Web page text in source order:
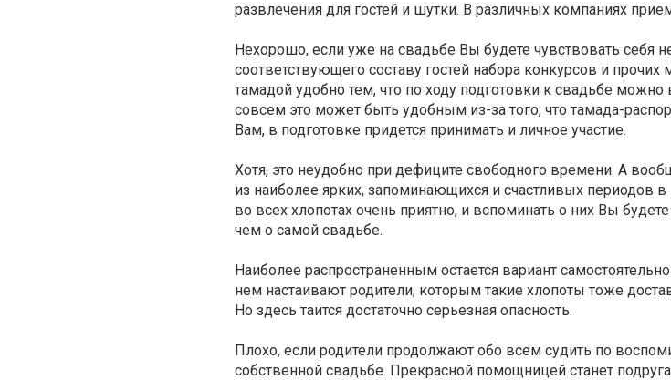
развлечения для гостей и шутки. В различных компаниях
Нехорошо, если уже на свадьбе Вы будете чувствовать себя
соответствующего составу гостей набора конкурсов и прочих
тамадой удобно тем, что по ходу подготовки к свадьбе
совсем это может быть удобным из-за того, что тамада-
Вам, в подготовке придется принимать и личное участие.
Хотя, это неудобно при дефиците свободного времени. А
из наиболее ярких, запоминающихся и счастливых периодов
во всех хлопотах очень приятно, и вспоминать о них Вы
чем о самой свадьбе.
Наиболее распространенным остается вариант
нем настаивают родители, которым такие хлопоты тоже
Но здесь таится достаточно серьезная опасность.
Плохо, если родители продолжают обо всем судить по
собственной свадьбе. Прекрасной помощницей станет